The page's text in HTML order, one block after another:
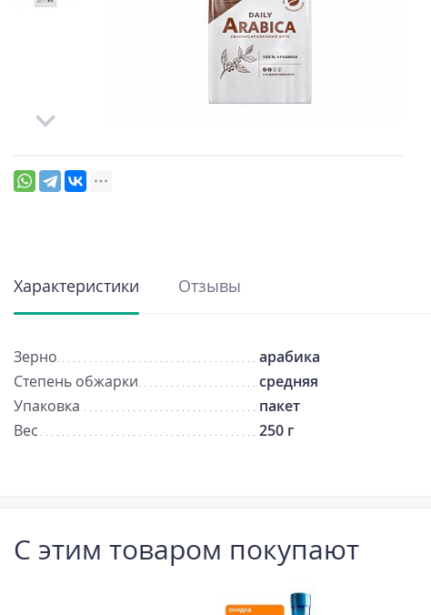
Характеристики Отзывы
Зерно
арабика
Степень обжарки
средняя
Упаковка
пакет
Вес
250 г
С этим товаром покупают